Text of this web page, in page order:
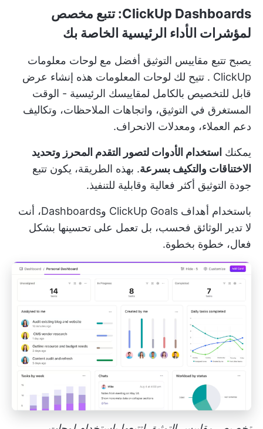
ClickUp Dashboards: تتبع مخصص
لمؤشرات الأداء الرئيسية الخاصة بك
يصبح تتبع مقاييس التوثيق أفضل مع لوحات معلومات
ClickUp . تتيح لك لوحات المعلومات هذه إنشاء عرض
قابل للتخصيص بالكامل لمقاييسك الرئيسية - الوقت
المستغرق في التوثيق، واتجاهات الملاحظات، وتكاليف
دعم العملاء، ومعدلات الانحراف.
يمكنك استخدام الأدوات لتصور التقدم المحرز وتحديد
الاختناقات والتكيف بسرعة. بهذه الطريقة، يكون تتبع
جودة التوثيق أكثر فعالية وقابلية للتنفيذ.
باستخدام أهداف ClickUp Goals وDashboards، أنت
لا تدير الوثائق فحسب، بل تعمل على تحسينها بشكل
فعال، خطوة بخطوة.